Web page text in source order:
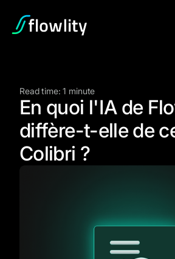
Read time: 1 minute
En quoi l'IA de
diffère-t-elle de
Colibri ?